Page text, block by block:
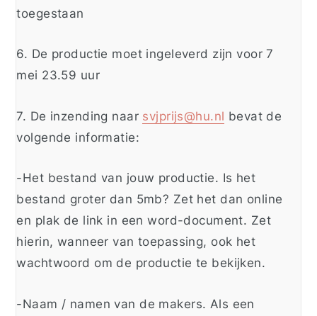
toegestaan
6. De productie moet ingeleverd zijn voor 7
mei 23.59 uur
7. De inzending naar svjprijs@hu.nl bevat de
volgende informatie:
-Het bestand van jouw productie. Is het
bestand groter dan 5mb? Zet het dan online
en plak de link in een word-document. Zet
hierin, wanneer van toepassing, ook het
wachtwoord om de productie te bekijken.
-Naam / namen van de makers. Als een